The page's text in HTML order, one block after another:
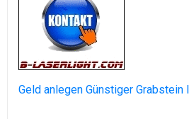
Geld anlegen Günstiger Grabstein